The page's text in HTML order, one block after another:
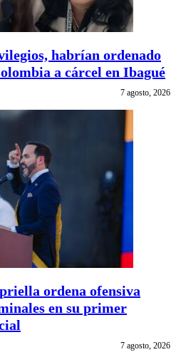
habrían ordenado
a cárcel en Ibagué
7 agosto, 2026
ordena ofensiva
en su primer
7 agosto, 2026